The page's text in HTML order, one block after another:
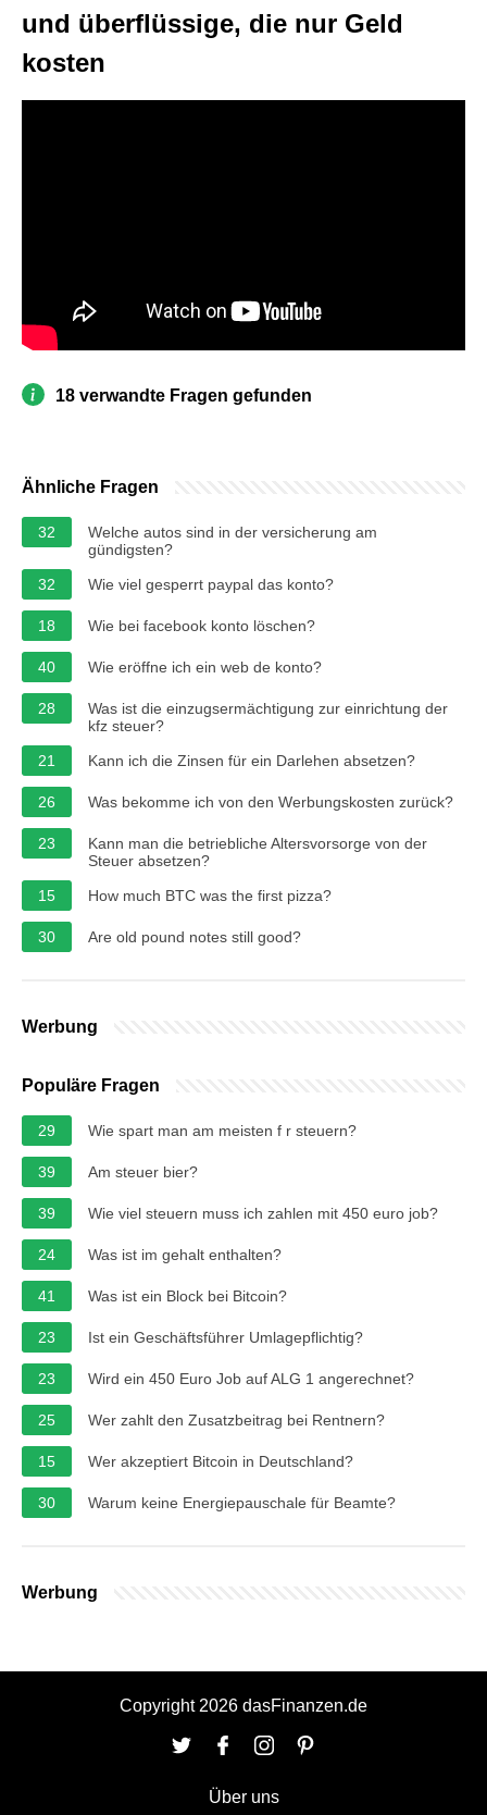
und überflüssige, die nur Geld
kosten
18 verwandte Fragen gefunden
Ähnliche Fragen
32
Welche autos sind in der versicherung am
gündigsten?
32
Wie viel gesperrt paypal das konto?
18 Wie bei facebook konto löschen?
40 Wie eröffne ich ein web de konto?
28
Was ist die einzugsermächtigung zur einrichtung der
kfz steuer?
21
Kann ich die Zinsen für ein Darlehen absetzen?
26 Was bekomme ich von den Werbungskosten zurück?
23
Kann man die betriebliche Altersvorsorge von der
Steuer absetzen?
15
How much BTC was the first pizza?
30 Are old pound notes still good?
Werbung
Populäre Fragen
29 Wie spart man am meisten f r steuern?
39 Am steuer bier?
39 Wie viel steuern muss ich zahlen mit 450 euro job?
24 Was ist im gehalt enthalten?
41 Was ist ein Block bei Bitcoin?
23 Ist ein Geschäftsführer Umlagepflichtig?
23 Wird ein 450 Euro Job auf ALG 1 angerechnet?
25 Wer zahlt den Zusatzbeitrag bei Rentnern?
15 Wer akzeptiert Bitcoin in Deutschland?
30 Warum keine Energiepauschale für Beamte?
Werbung
Copyright 2026 dasFinanzen.de
Über uns